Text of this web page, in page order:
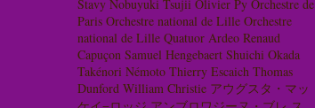
Stavy Nobuyuki Tsujii Olivier Py Orchestre de
Paris Orchestre national de Lille Orchestre
national de Lille Quatuor Ardeo Renaud
Capuçon Samuel Hengebaert Shuichi Okada
Takénori Némoto Thierry Escaich Thomas
Dunford William Christie アウグスタ・マッ